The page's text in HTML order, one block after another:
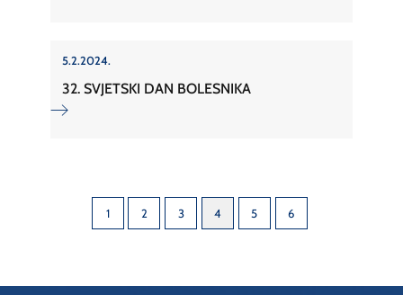
5.2.2024.
32. SVJETSKI DAN BOLESNIKA
1 2 3 4 5 6